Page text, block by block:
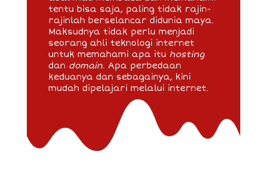
tentu bisa saja, paling tidak rajin-
rajinlah berselancar didunia maya.
Maksudnya tidak perlu menjadi
seorang ahli teknologi internet
untuk memahami apa itu hosting
dan domain. Apa perbedaan
keduanya dan sebagainya, kini
mudah dipelajari melalui internet.